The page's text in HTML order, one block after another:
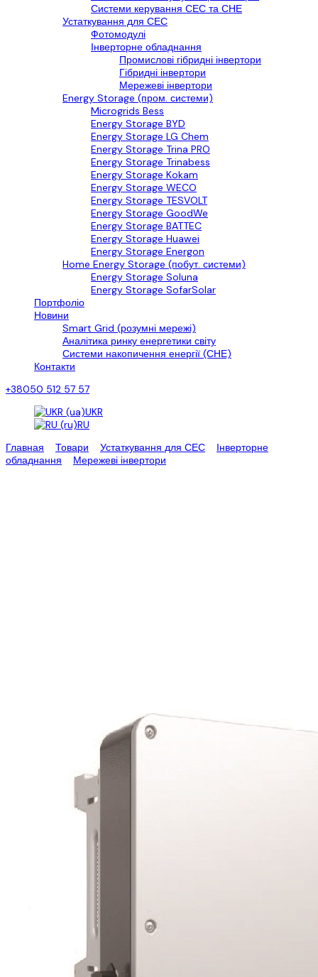
Системи керування СЕС та СНЕ
Устаткування для СЕС
Фотомодулі
Інверторне обладнання
Промислові гібридні інвертори
Гібридні інвертори
Мережеві інвертори
Energy Storage (пром. системи)
Microgrids Bess
Energy Storage BYD
Energy Storage LG Chem
Energy Storage Trina PRO
Energy Storage Trinabess
Energy Storage Kokam
Energy Storage WECO
Energy Storage TESVOLT
Energy Storage GoodWe
Energy Storage BATTEC
Energy Storage Huawei
Energy Storage Energon
Home Energy Storage (побут. системи)
Energy Storage Soluna
Energy Storage SofarSolar
Портфоліо
Новини
Smart Grid (розумні мережі)
Аналітика ринку енергетики світу
Системи накопичення енергії (СНЕ)
Контакти
+38050 512 57 57
UKR
RU
Главная
Товари Устаткування для СЕС
Інверторне
обладнання
Мережеві інвертори